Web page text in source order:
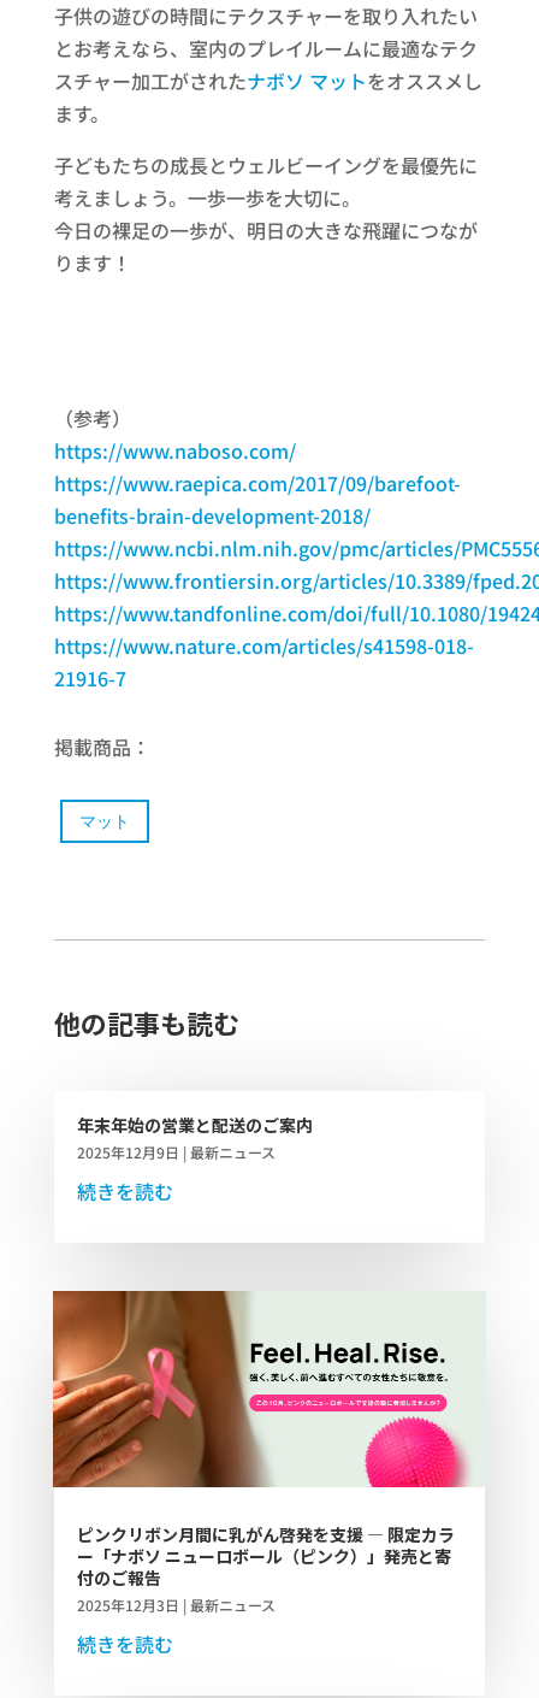
子供の遊びの時間にテクスチャーを取り入れたい
とお考えなら、室内のプレイルームに最適なテク
スチャー加工がされたナボソ マットをオススメし
ます。
子どもたちの成長とウェルビーイングを最優先に
考えましょう。一歩一歩を大切に。
今日の裸足の一歩が、明日の大きな飛躍につなが
ります！
（参考）
https://www.naboso.com/
https://www.raepica.com/2017/09/barefoot-
benefits-brain-development-2018/
https://www.ncbi.nlm.nih.gov/pmc/articles/
https://www.frontiersin.org/articles/10.3389/
https://www.tandfonline.com/doi/full/10.1080/
https://www.nature.com/articles/s41598-018-
21916-7
掲載商品：
マット
他の記事も読む​
年末年始の営業と配送のご案内
2025年12月9日 |最新ニュース
続きを読む
ピンクリボン月間に乳がん啓発を支援 ― 限定カラ
ー「ナボソ ニューロボール（ピンク）」発売と寄
付のご報告
2025年12月3日 |最新ニュース
続きを読む